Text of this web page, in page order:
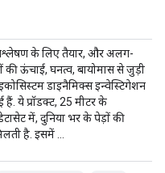
के लिए तैयार, और अलग-
की ऊंचाई, घनत्व, बायोमास से जुड़ी
डाइनैमिक्स इन्वेस्टिगेशन
ये प्रॉडक्ट, 25 मीटर के
में, दुनिया भर के पेड़ों की
है. इसमें …